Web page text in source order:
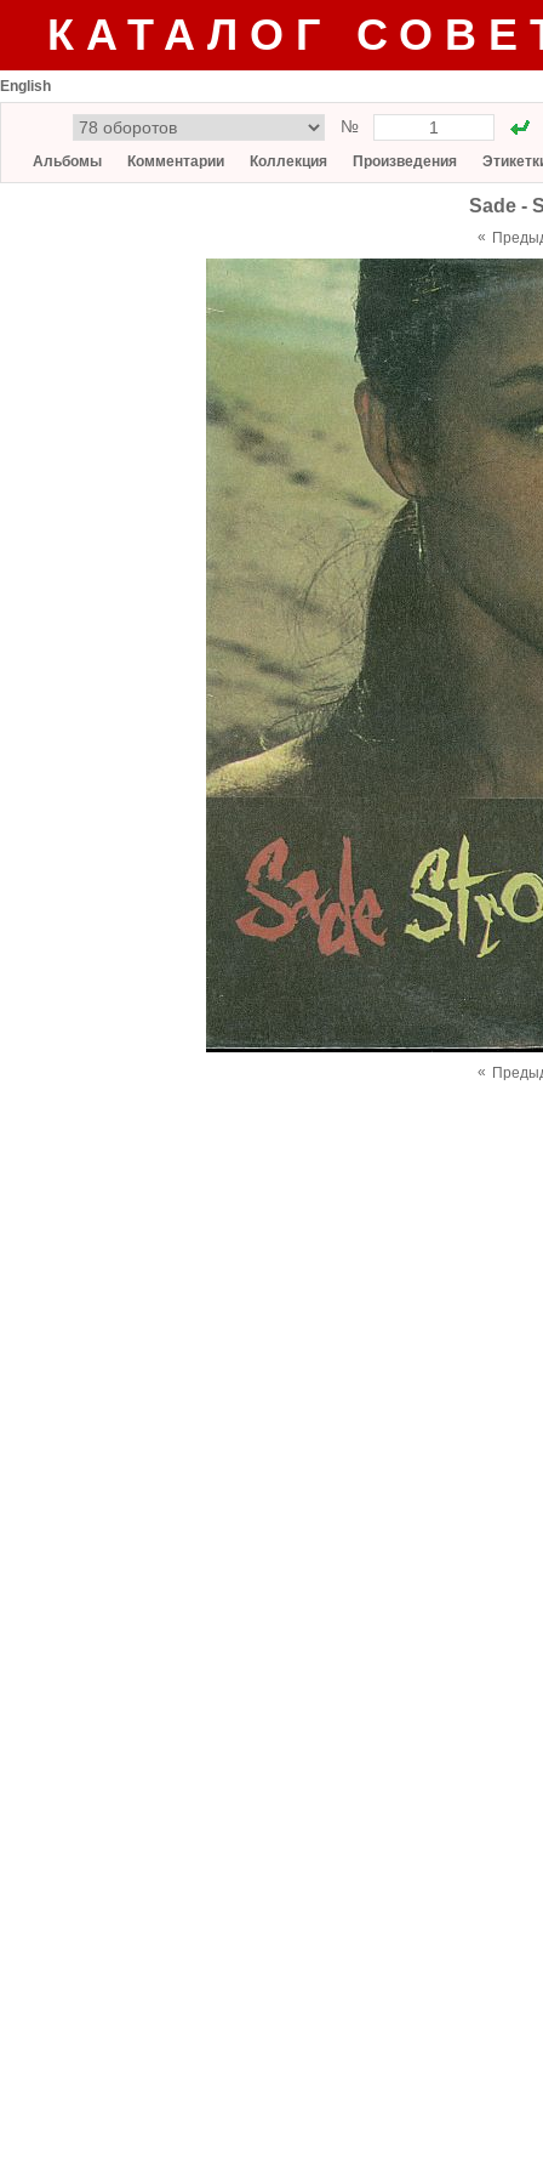
КАТАЛОГ
English
№
Альбомы Комментарии Коллекция Произведения
Sade -
«
«